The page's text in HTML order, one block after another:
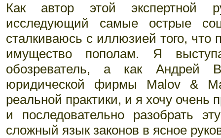
Как автор этой экспертной
исследующий самые острые
сталкиваюсь с иллюзией того, что
имущество пополам. Я
обозреватель, а как Андрей
юридической фирмы Malov &
реальной практики, и я хочу
и последовательно разобрать
сложный язык законов в ясное